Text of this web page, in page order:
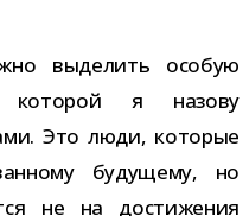
выде­лить осо­бую
кото­рой я назову
Это люди, кото­рые
буду­щему, но
не на дости­же­ния